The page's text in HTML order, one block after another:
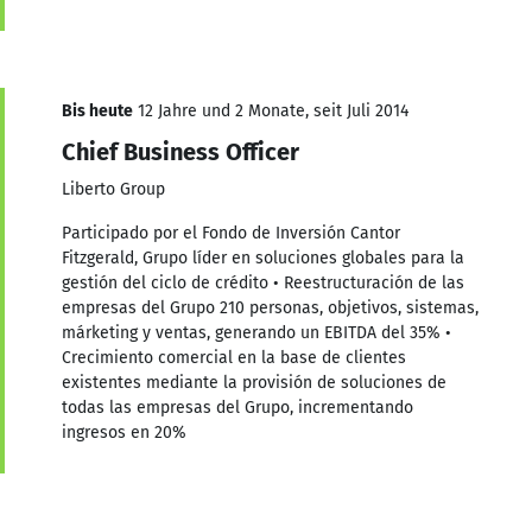
Bis heute 12 Jahre und 2 Monate, seit Juli 2014
Chief Business Officer
Liberto Group
Participado por el Fondo de Inversión Cantor
Fitzgerald, Grupo líder en soluciones globales para la
gestión del ciclo de crédito • Reestructuración de las
empresas del Grupo 210 personas, objetivos, sistemas,
márketing y ventas, generando un EBITDA del 35% •
Crecimiento comercial en la base de clientes
existentes mediante la provisión de soluciones de
todas las empresas del Grupo, incrementando
ingresos en 20%